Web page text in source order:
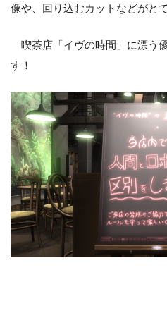
像や、回り込むカットなどがと
喫茶店「イヴの時間」に漂う
す！